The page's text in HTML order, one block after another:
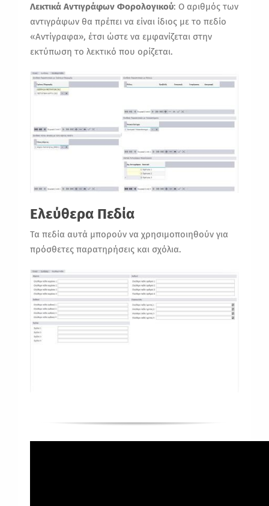
Λεκτικά Αντιγράφων Φορολογικού: Ο αριθμός των
αντιγράφων θα πρέπει να είναι ίδιος με το πεδίο
«Αντίγραφα», έτσι ώστε να εμφανίζεται στην
εκτύπωση το λεκτικό που ορίζεται.
Ελεύθερα Πεδία
Τα πεδία αυτά μπορούν να χρησιμοποιηθούν για
πρόσθετες παρατηρήσεις και σχόλια.